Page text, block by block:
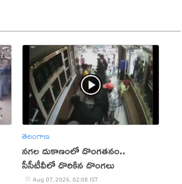
తెలంగాణ
నగల దుకాణంలో దొంగతనం..
సీసీటీవీలో దొరికిన దొంగలు
Aug 07, 2026, 02:08 IST